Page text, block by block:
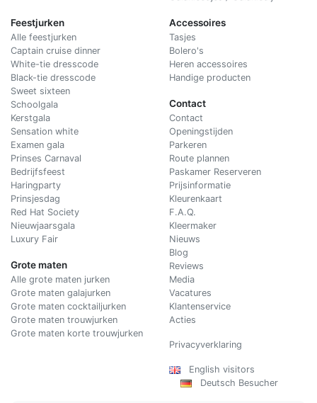
Feestjurken
Alle feestjurken
Captain cruise dinner
White-tie dresscode
Black-tie dresscode
Sweet sixteen
Schoolgala
Kerstgala
Sensation white
Examen gala
Prinses Carnaval
Bedrijfsfeest
Haringparty
Prinsjesdag
Red Hat Society
Nieuwjaarsgala
Luxury Fair
Grote maten
Alle grote maten jurken
Grote maten galajurken
Grote maten cocktailjurken
Grote maten trouwjurken
Grote maten korte trouwjurken
Accessoires
Tasjes
Bolero's
Heren accessoires
Handige producten
Contact
Contact
Openingstijden
Parkeren
Route plannen
Paskamer Reserveren
Prijsinformatie
Kleurenkaart
F.A.Q.
Kleermaker
Nieuws
Blog
Reviews
Media
Vacatures
Klantenservice
Acties
Privacyverklaring
English visitors
Deutsch Besucher